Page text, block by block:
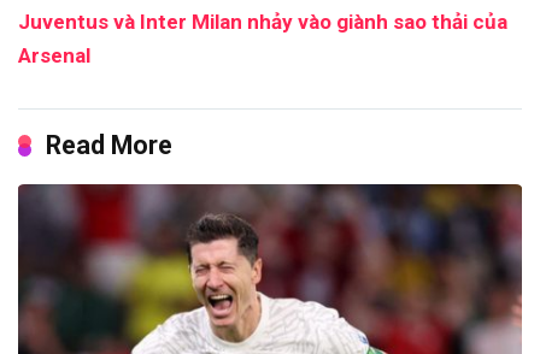
Juventus và Inter Milan nhảy vào giành sao thải của
Arsenal
Read More